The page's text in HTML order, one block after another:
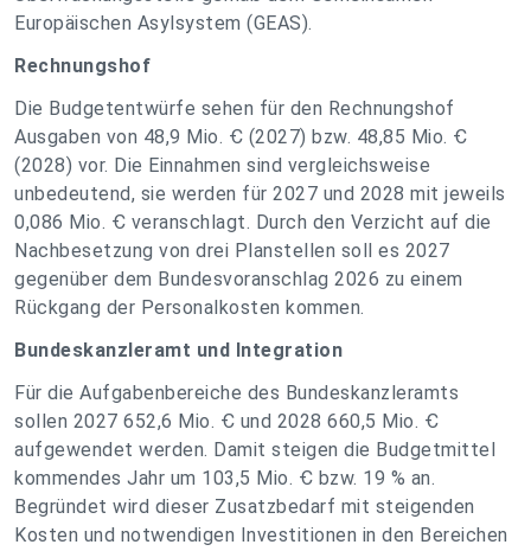
Europäischen Asylsystem (GEAS).
Rechnungshof
Die Budgetentwürfe sehen für den Rechnungshof
Ausgaben von 48,9 Mio. Ꞓ (2027) bzw. 48,85 Mio. Ꞓ
(2028) vor. Die Einnahmen sind vergleichsweise
unbedeutend, sie werden für 2027 und 2028 mit jeweils
0,086 Mio. Ꞓ veranschlagt. Durch den Verzicht auf die
Nachbesetzung von drei Planstellen soll es 2027
gegenüber dem Bundesvoranschlag 2026 zu einem
Rückgang der Personalkosten kommen.
Bundeskanzleramt und Integration
Für die Aufgabenbereiche des Bundeskanzleramts
sollen 2027 652,6 Mio. Ꞓ und 2028 660,5 Mio. Ꞓ
aufgewendet werden. Damit steigen die Budgetmittel
kommendes Jahr um 103,5 Mio. Ꞓ bzw. 19 % an.
Begründet wird dieser Zusatzbedarf mit steigenden
Kosten und notwendigen Investitionen in den Bereichen